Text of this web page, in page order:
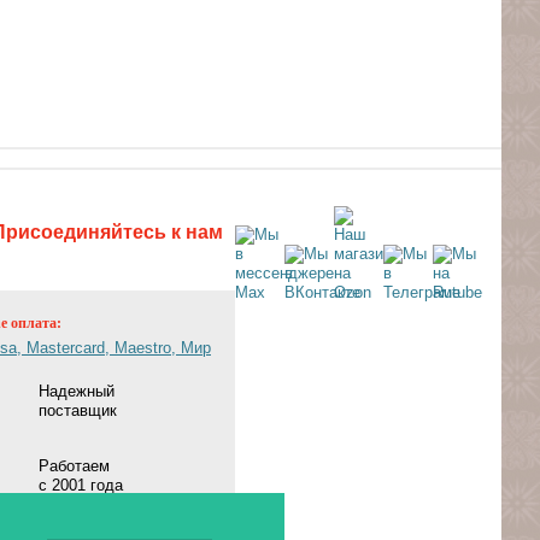
к нам
оплата:
Надежный
поставщик
Работаем
с 2001 года